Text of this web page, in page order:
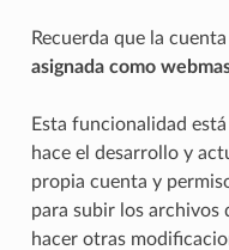
Recuerda que la cuenta
asignada como
Esta funcionalidad
hace el desarrollo y
propia cuenta y
para subir los archivos
hacer otras